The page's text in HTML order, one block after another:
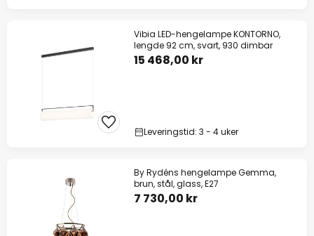
Vibia LED-hengelampe KONTORNO,
lengde 92 cm, svart, 930 dimbar
15 468,00 kr
Leveringstid: 3 - 4 uker
By Rydéns hengelampe Gemma,
brun, stål, glass, E27
7 730,00 kr